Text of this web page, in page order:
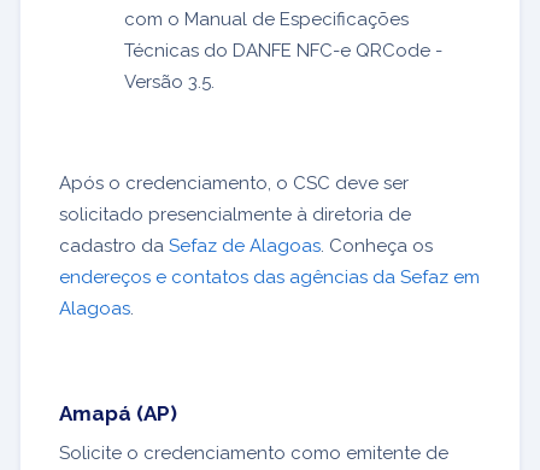
com o Manual de Especificações
Técnicas do DANFE NFC-e QRCode -
Versão 3.5.
Após o credenciamento, o CSC deve ser
solicitado presencialmente à diretoria de
cadastro da Sefaz de Alagoas. Conheça os
endereços e contatos das agências da Sefaz em
Alagoas.
Amapá (AP)
Solicite o credenciamento como emitente de